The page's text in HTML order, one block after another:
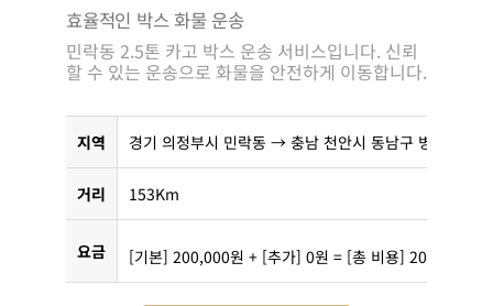
효율적인 박스 화물 운송
민락동 2.5톤 카고 박스 운송 서비스입니다. 신뢰
할 수 있는 운송으로 화물을 안전하게 이동합니다.
지역 경기 의정부시 민락동 → 충남 천안시 동남구 병천면 탑
거리 153Km
요금 [기본] 200,000원 + [추가] 0원 = [총 비용] 200,000원